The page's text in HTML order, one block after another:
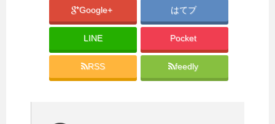
ウ
ウ
き
ク
て
い
し
Google+ はてブ
LINE Pocket
RSS feedly